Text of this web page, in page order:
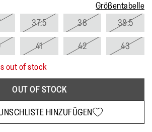
Größentabelle
37.5 38 38.5
41 42
43
out of stock
OUT OF STOCK
HINZUFÜGEN